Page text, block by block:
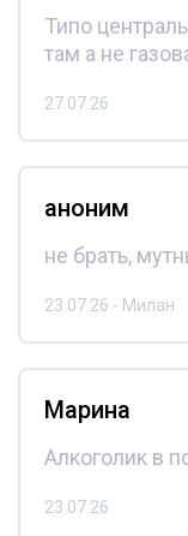
Типо
там а не
27.07.26
аноним
не брать,
23.07.26 - Милан
Марина
Алкоголик в
23.07.26